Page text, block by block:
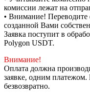
комиссии лежат на
• Внимание! Переводите
созданной Вами
Заявка поступит в
Polygon USDT.
Внимание!
Оплата должна
заявке, одним платежом.
безвозвратно.